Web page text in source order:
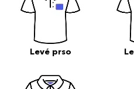
Levé prso